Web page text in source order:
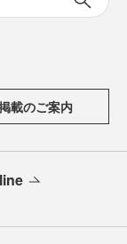
載のご案内